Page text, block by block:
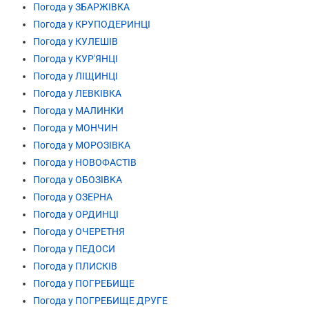
Погода у ЗБАРЖІВКА
Погода у КРУПОДЕРИНЦІ
Погода у КУЛЕШІВ
Погода у КУР'ЯНЦІ
Погода у ЛІЩИНЦІ
Погода у ЛЕВКІВКА
Погода у МАЛИНКИ
Погода у МОНЧИН
Погода у МОРОЗІВКА
Погода у НОВОФАСТІВ
Погода у ОБОЗІВКА
Погода у ОЗЕРНА
Погода у ОРДИНЦІ
Погода у ОЧЕРЕТНЯ
Погода у ПЕДОСИ
Погода у ПЛИСКІВ
Погода у ПОГРЕБИЩЕ
Погода у ПОГРЕБИЩЕ ДРУГЕ